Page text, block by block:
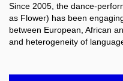
Since 2005, the dance-
as Flower) has been
between European, African
and heterogeneity of